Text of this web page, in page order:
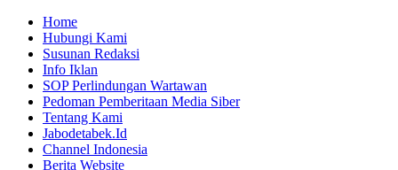
Home
Hubungi Kami
Susunan Redaksi
Info Iklan
SOP Perlindungan Wartawan
Pedoman Pemberitaan Media Siber
Tentang Kami
Jabodetabek.Id
Channel Indonesia
Berita Website